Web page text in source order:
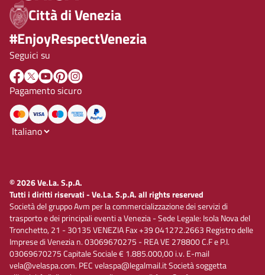
Città di Venezia
#EnjoyRespectVenezia
Seguici su
Pagamento sicuro
© 2026 Ve.La. S.p.A.
Tutti i diritti riservati - Ve.La. S.p.A. all rights reserved
Società del gruppo Avm per la commercializzazione dei servizi di
trasporto e dei principali eventi a Venezia - Sede Legale: Isola Nova del
Tronchetto, 21 - 30135 VENEZIA Fax +39 041272.2663 Registro delle
Imprese di Venezia n. 03069670275 - REA VE 278800 C.F e P.I.
03069670275 Capitale Sociale € 1.885.000,00 i.v. E-mail
vela@velaspa.com. PEC velaspa@legalmail.it Società soggetta